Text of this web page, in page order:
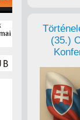
(35.)